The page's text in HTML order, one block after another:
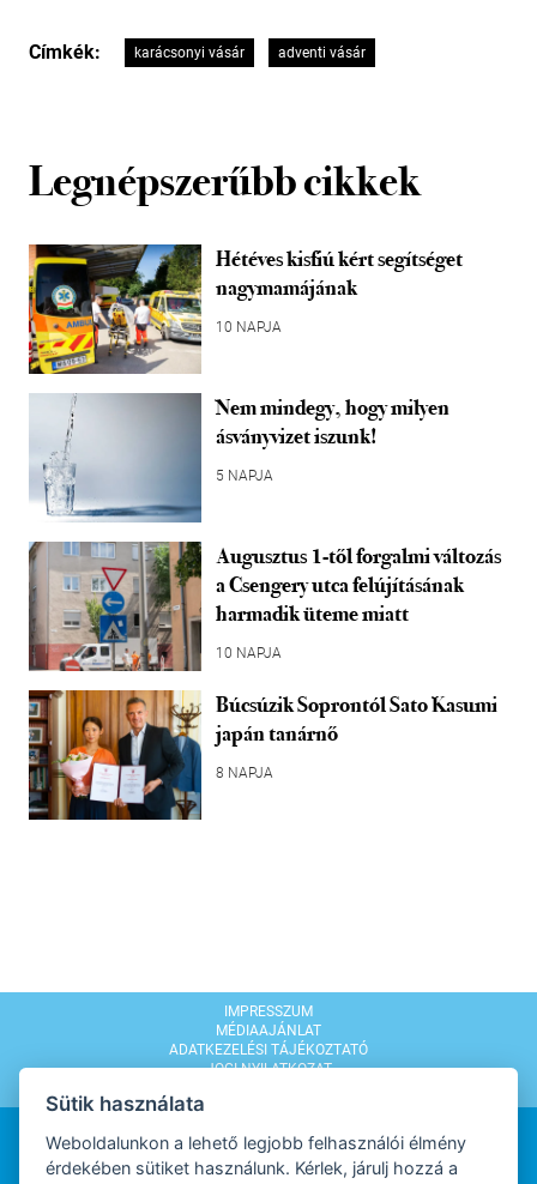
Címkék: karácsonyi vásár adventi vásár
Legnépszerűbb cikkek
Hétéves kisfiú kért segítséget
nagymamájának
10 NAPJA
Nem mindegy, hogy milyen
ásványvizet iszunk!
5 NAPJA
Augusztus 1-től forgalmi változás
a Csengery utca felújításának
harmadik üteme miatt
10 NAPJA
Búcsúzik Soprontól Sato Kasumi
japán tanárnő
8 NAPJA
IMPRESSZUM
MÉDIAAJÁNLAT
ADATKEZELÉSI TÁJÉKOZTATÓ
JOGI NYILATKOZAT
Sütik használata
Weboldalunkon a lehető legjobb felhasználói élmény
érdekében sütiket használunk. Kérlek, járulj hozzá a